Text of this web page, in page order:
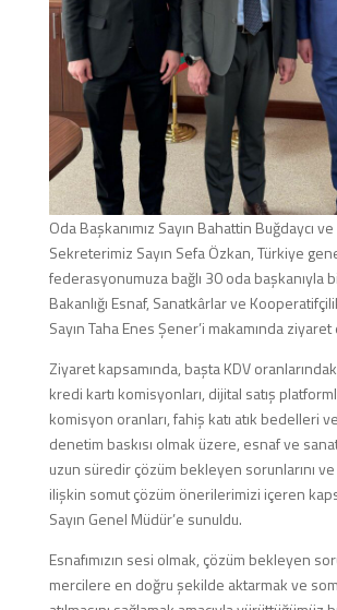
Oda Başkanımız Sayın Bahattin Buğdaycı
Sekreterimiz Sayın Sefa Özkan, Türkiye
federasyonumuza bağlı 30 oda başkanıyla
Bakanlığı Esnaf, Sanatkârlar ve
Sayın Taha Enes Şener’i makamında ziyaret
Ziyaret kapsamında, başta KDV
kredi kartı komisyonları, dijital satış
komisyon oranları, fahiş katı atık bedelleri
denetim baskısı olmak üzere, esnaf ve
uzun süredir çözüm bekleyen sorunlarını
ilişkin somut çözüm önerilerimizi içeren
Sayın Genel Müdür’e sunuldu.
Esnafımızın sesi olmak, çözüm bekleyen
mercilere en doğru şekilde aktarmak ve